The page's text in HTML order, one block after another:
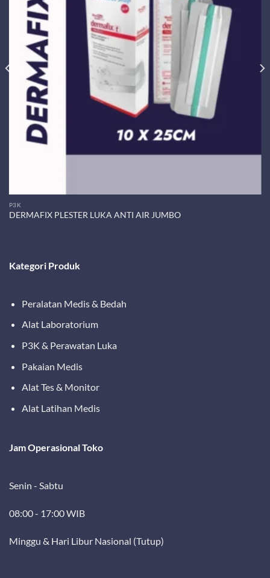
P3K
DERMAFIX PLESTER LUKA ANTI AIR JUMBO
Kategori Produk
Peralatan Medis & Bedah
Alat Laboratorium
P3K & Perawatan Luka
Pakaian Medis
Alat Tes & Monitor
Alat Latihan Medis
Jam Operasional Toko
Senin - Sabtu
08:00 - 17:00 WIB
Minggu & Hari Libur Nasional (Tutup)